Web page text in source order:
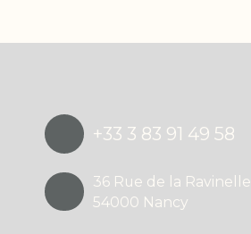
+33 3 83 91 49 58
36 Rue de la Ravinelle
54000 Nancy